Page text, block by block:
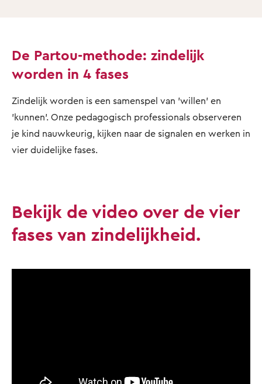
De Partou-methode: zindelijk
worden in 4 fases
Zindelijk worden is een samenspel van 'willen' en
'kunnen'. Onze pedagogisch professionals observeren
je kind nauwkeurig, kijken naar de signalen en werken in
vier duidelijke fases.
Bekijk de video over de vier
fases van zindelijkheid.